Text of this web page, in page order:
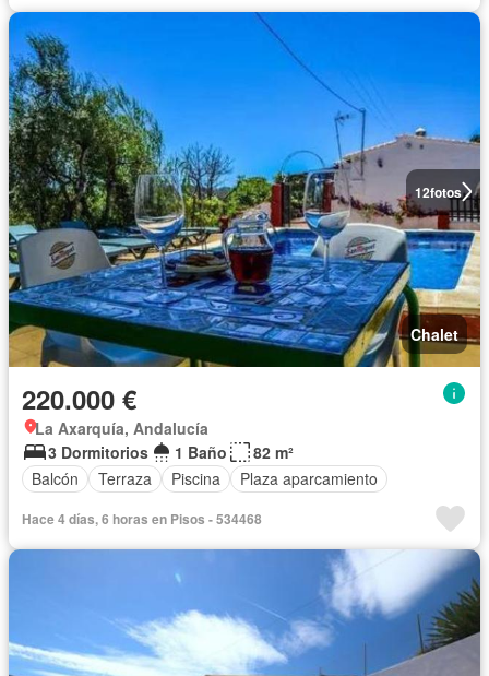
12fotos
Chalet
220.000 €
La Axarquía, Andalucía
3 Dormitorios
1 Baño
82 m²
Balcón
Terraza Piscina Plaza aparcamiento
Hace 4 días, 6 horas en Pisos - 534468